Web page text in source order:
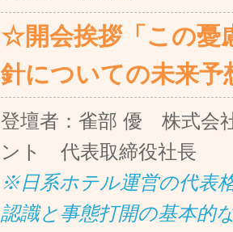
☆開会挨拶「この憂
針についての未来予
登壇者：雀部 優 株式会
ント 代表取締役社長
※日系ホテル運営の代表
認識と事態打開の基本的